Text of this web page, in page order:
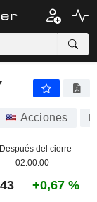
Acciones
del cierre
02:00:00
+0,67 %